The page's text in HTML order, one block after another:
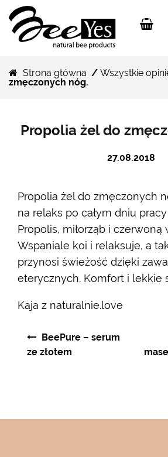
Strona główna / Wszystkie
zmęczonych nóg.
Propolia żel do
27.08.2018
Propolia żel do zmęczonych
na relaks po całym dniu
Propolis, miłorząb i czerwoną
Wspaniale koi i relaksuje, a
przynosi świeżość dzięki
eterycznych. Komfort i lekkie
Kaja z naturalnie.love
BeePure – serum
ze złotem